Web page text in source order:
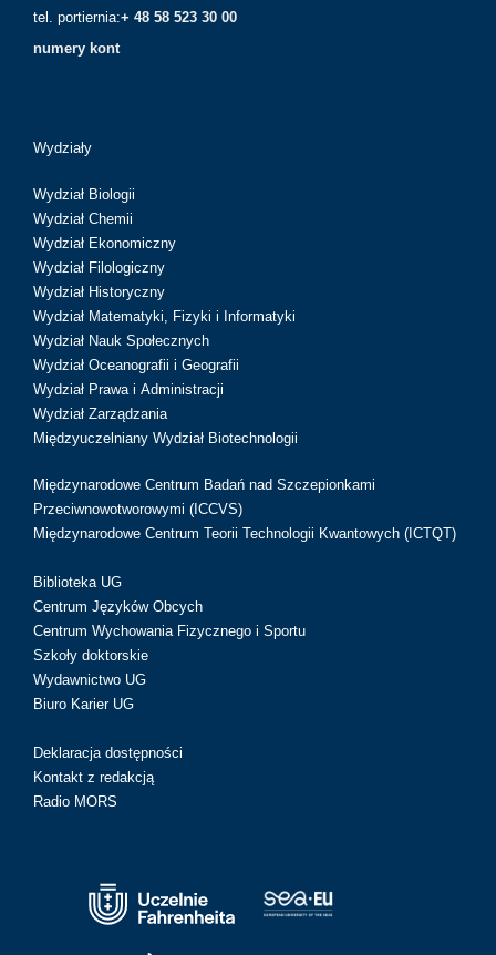
tel. portiernia:+ 48 58 523 30 00
numery kont
Wydziały
Wydział Biologii
Wydział Chemii
Wydział Ekonomiczny
Wydział Filologiczny
Wydział Historyczny
Wydział Matematyki, Fizyki i Informatyki
Wydział Nauk Społecznych
Wydział Oceanografii i Geografii
Wydział Prawa i Administracji
Wydział Zarządzania
Międzyuczelniany Wydział Biotechnologii
Międzynarodowe Centrum Badań nad Szczepionkami
Przeciwnowotworowymi (ICCVS)
Międzynarodowe Centrum Teorii Technologii Kwantowych (ICTQT)
Biblioteka UG
Centrum Języków Obcych
Centrum Wychowania Fizycznego i Sportu
Szkoły doktorskie
Wydawnictwo UG
Biuro Karier UG
Deklaracja dostępności
Kontakt z redakcją
Radio MORS